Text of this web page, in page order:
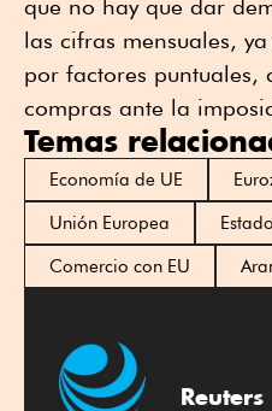
que no hay que dar
las cifras mensuales,
por factores
compras ante la
Temas
Economía de UE
Unión Europea
Comercio con EU
Reuters